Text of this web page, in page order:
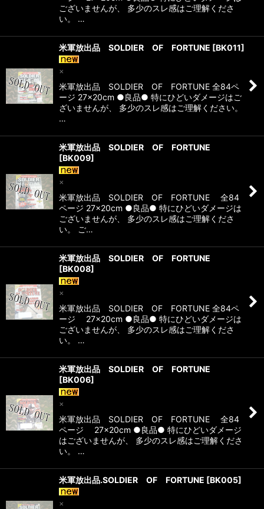
ございませんが、 多少のスレ感はご理解くださ
い。 …
米軍放出品 SOLDIER OF FORTUNE [BK011]
×
米軍放出品 SOLDIER OF FORTUNE 全84ペ
ージ 27×20cm ●良品● 特にひどいダメージはご
ざいませんが、 多少のスレ感はご理解ください。
…
米軍放出品 SOLDIER OF FORTUNE
[BK009]
×
米軍放出品 SOLDIER OF FORTUNE 全84
ページ 27×20cm ●良品● 特にひどいダメージは
ございませんが、 多少のスレ感はご理解くださ
い。 ご…
米軍放出品 SOLDIER OF FORTUNE
[BK008]
×
米軍放出品 SOLDIER OF FORTUNE 全84ペ
ージ 27×20cm ●良品● 特にひどいダメージは
ございませんが、 多少のスレ感はご理解くださ
い。 …
米軍放出品 SOLDIER OF FORTUNE
[BK006]
×
米軍放出品 SOLDIER OF FORTUNE 全84
ページ 27×20cm ●良品● 特にひどいダメージ
はございませんが、 多少のスレ感はご理解くださ
い。 …
米軍放出品.SOLDIER OF FORTUNE [BK005]
×